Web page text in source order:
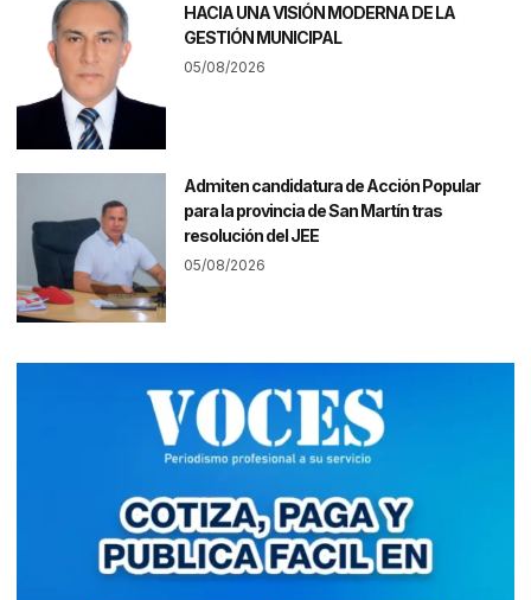
HACIA UNA VISIÓN MODERNA DE LA
GESTIÓN MUNICIPAL
05/08/2026
Admiten candidatura de Acción Popular
para la provincia de San Martín tras
resolución del JEE
05/08/2026